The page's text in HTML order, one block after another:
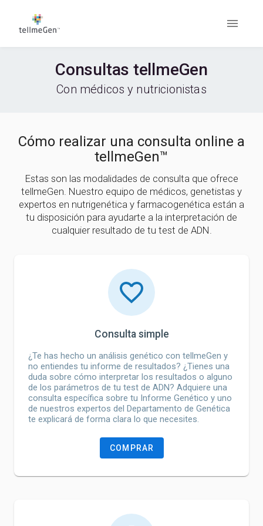
Consultas tellmeGen
Con médicos y nutricionistas
Cómo realizar una consulta online a
tellmeGen™
Estas son las modalidades de consulta que ofrece
tellmeGen. Nuestro equipo de médicos, genetistas y
expertos en nutrigenética y farmacogenética están a
tu disposición para ayudarte a la interpretación de
cualquier resultado de tu test de ADN.
Consulta simple
¿Te has hecho un análisis genético con tellmeGen y
no entiendes tu informe de resultados? ¿Tienes una
duda sobre cómo interpretar los resultados o alguno
de los parámetros de tu test de ADN? Adquiere una
consulta específica sobre tu Informe Genético y uno
de nuestros expertos del Departamento de Genética
te explicará de forma clara lo que necesites.
COMPRAR